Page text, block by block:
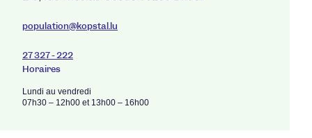
population@kopstal.lu
27 327 - 222
Horaires
Lundi au vendredi
07h30 – 12h00 et 13h00 – 16h00